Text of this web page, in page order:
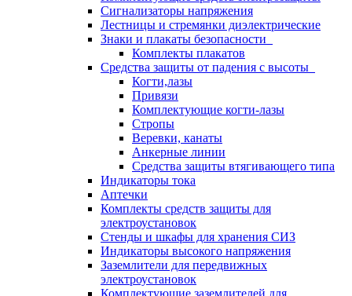
Сигнализаторы напряжения
Лестницы и стремянки диэлектрические
Знаки и плакаты безопасности
Комплекты плакатов
Средства защиты от падения с высоты
Когти,лазы
Привязи
Комплектующие когти-лазы
Стропы
Веревки, канаты
Анкерные линии
Средства защиты втягивающего типа
Индикаторы тока
Аптечки
Комплекты средств защиты для
электроустановок
Стенды и шкафы для хранения СИЗ
Индикаторы высокого напряжения
Заземлители для передвижных
электроустановок
Комплектующие заземлителей для